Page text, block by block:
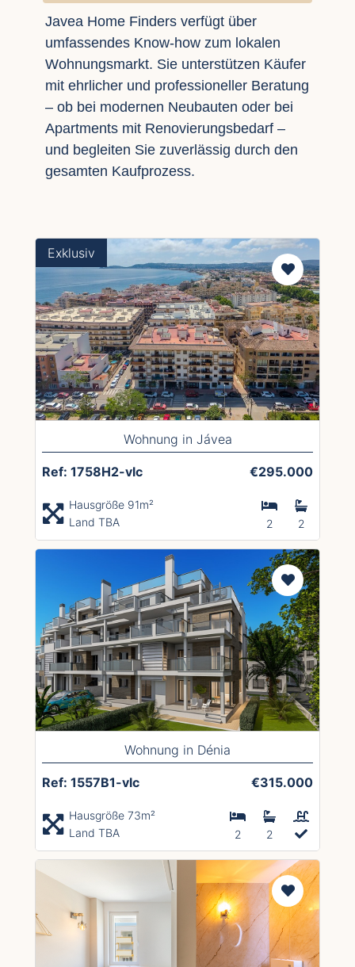
Javea Home Finders verfügt über
umfassendes Know-how zum lokalen
Wohnungsmarkt. Sie unterstützen Käufer
mit ehrlicher und professioneller Beratung
– ob bei modernen Neubauten oder bei
Apartments mit Renovierungsbedarf –
und begleiten Sie zuverlässig durch den
gesamten Kaufprozess.
Exklusiv
Wohnung in Jávea
Ref: 1758H2-vlc €295.000
Hausgröße 91m²
Land TBA
2 2
Wohnung in Dénia
Ref: 1557B1-vlc €315.000
Hausgröße 73m²
Land TBA
2 2